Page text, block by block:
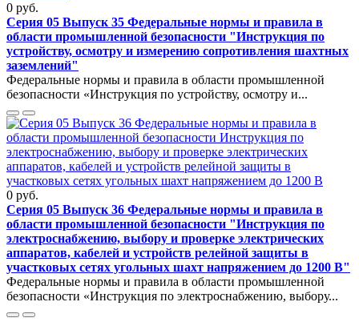
0 руб.
Серия 05 Выпуск 35 Федеральные нормы и правила в
области промышленной безопасности "Инструкция по
устройству, осмотру и измерению сопротивления шахтных
заземлений"
Федеральные нормы и правила в области промышленной
безопасности «Инструкция по устройству, осмотру и...
0 руб.
Серия 05 Выпуск 36 Федеральные нормы и правила в
области промышленной безопасности "Инструкция по
электроснабжению, выбору и проверке электрических
аппаратов, кабелей и устройств релейной защиты в
участковых сетях угольных шахт напряжением до 1200 В"
Федеральные нормы и правила в области промышленной
безопасности «Инструкция по электроснабжению, выбору...